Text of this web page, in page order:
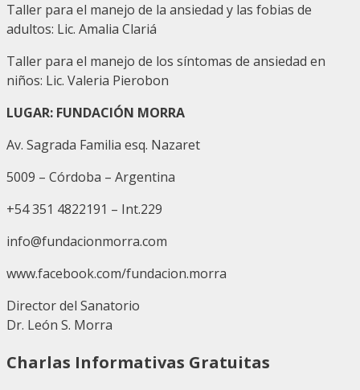
Taller para el manejo de la ansiedad y las fobias de
adultos: Lic. Amalia Clariá
Taller para el manejo de los síntomas de ansiedad en
niños: Lic. Valeria Pierobon
LUGAR: FUNDACIÓN MORRA
Av. Sagrada Familia esq. Nazaret
5009 – Córdoba – Argentina
+54 351 4822191 – Int.229
info@fundacionmorra.com
www.facebook.com/fundacion.morra
Director del Sanatorio
Dr. León S. Morra
Charlas Informativas Gratuitas